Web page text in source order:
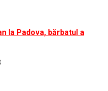
la Padova, bărbatul a